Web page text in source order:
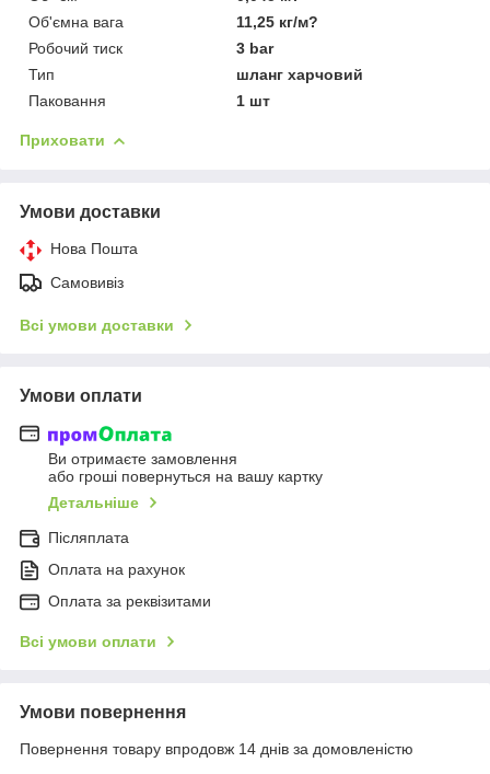
Об'ємна вага
11,25 кг/м?
Робочий тиск
3 bar
Тип
шланг харчовий
Паковання
1 шт
Приховати
Умови доставки
Нова Пошта
Самовивіз
Всі умови доставки
Умови оплати
Ви отримаєте замовлення
або гроші повернуться на вашу картку
Детальніше
Післяплата
Оплата на рахунок
Оплата за реквізитами
Всі умови оплати
Умови повернення
Повернення товару впродовж 14 днів за домовленістю